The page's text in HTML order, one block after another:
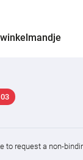
to request a non-